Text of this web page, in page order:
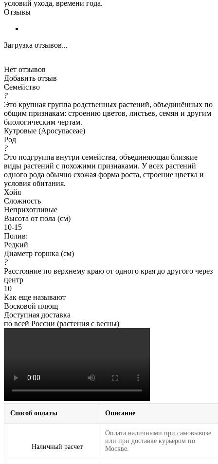
условий ухода, времени года.
Отзывы
Загрузка отзывов...
Нет отзывов
Добавить отзыв
Семейство
?
Это крупная группа родственных растений, объединённых по
общим признакам: строению цветов, листьев, семян и другим
биологическим чертам.
Кутровые (Apocynaceae)
Род
?
Это подгруппа внутри семейства, объединяющая близкие
виды растений с похожими признаками. У всех растений
одного рода обычно схожая форма роста, строение цветка и
условия обитания.
Хойя
Сложность
Неприхотливые
Высота от пола (см)
10-15
Полив:
Редкий
Диаметр горшка (см)
?
Расстояние по верхнему краю от одного края до другого через
центр
10
Как еще называют
Восковой плющ
Доступная доставка
по всей России (растения с весны)
Способ оплаты Описание
Наличный расчет
Оплата наличными при самовывозе
или при доставке курьером по
Москве.